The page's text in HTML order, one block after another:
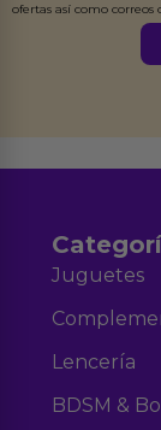
ofertas así como correos
Juguetes
Lencería
BDSM &